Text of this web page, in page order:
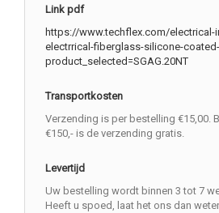
Link pdf
https://www.techflex.com/electrical-
electrrical-fiberglass-silicone-
product_selected=SGAG.20NT
Transportkosten
Verzending is per bestelling €15,00.
€150,- is de verzending gratis.
Levertijd
Uw bestelling wordt binnen 3 tot 7
Heeft u spoed, laat het ons dan